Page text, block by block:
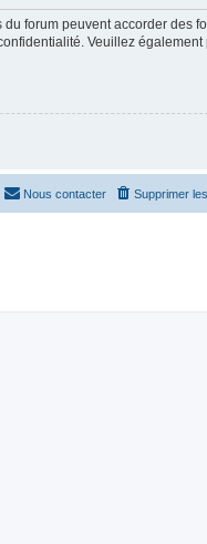
forum peuvent accorder des
Veuillez
Supprimer
Nous contacter